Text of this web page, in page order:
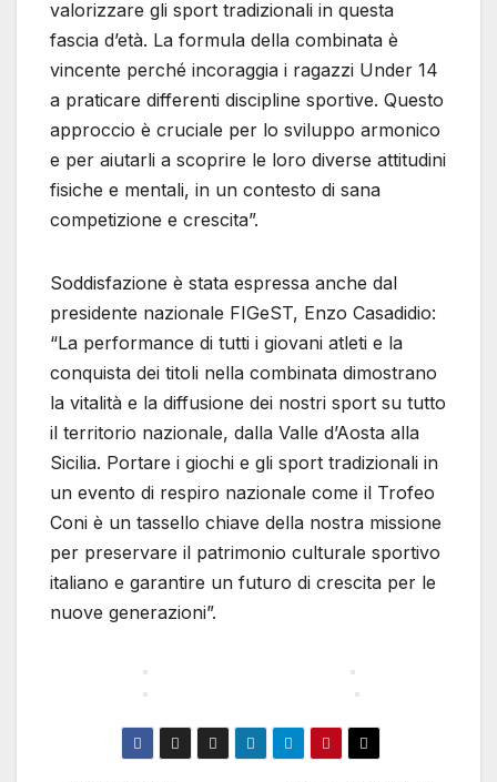
valorizzare gli sport tradizionali in questa
fascia d’età. La formula della combinata è
vincente perché incoraggia i ragazzi Under 14
a praticare differenti discipline sportive. Questo
approccio è cruciale per lo sviluppo armonico
e per aiutarli a scoprire le loro diverse attitudini
fisiche e mentali, in un contesto di sana
competizione e crescita”.
Soddisfazione è stata espressa anche dal
presidente nazionale FIGeST, Enzo Casadidio:
“La performance di tutti i giovani atleti e la
conquista dei titoli nella combinata dimostrano
la vitalità e la diffusione dei nostri sport su tutto
il territorio nazionale, dalla Valle d’Aosta alla
Sicilia. Portare i giochi e gli sport tradizionali in
un evento di respiro nazionale come il Trofeo
Coni è un tassello chiave della nostra missione
per preservare il patrimonio culturale sportivo
italiano e garantire un futuro di crescita per le
nuove generazioni”.